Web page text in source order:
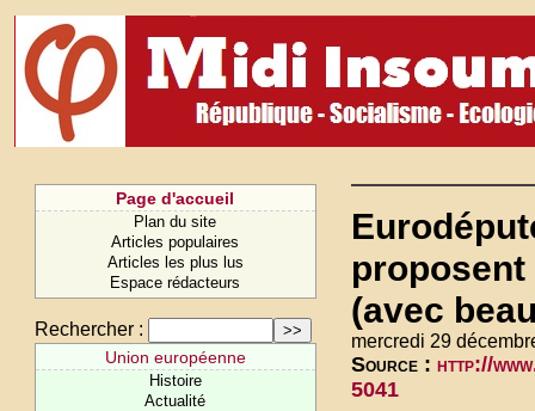
Page d'accueil
Plan du site
Articles populaires
Articles les plus lus
Espace rédacteurs
Rechercher :
Union européenne
Histoire
Actualité
(avec
mercredi 29
Source : http://
5041